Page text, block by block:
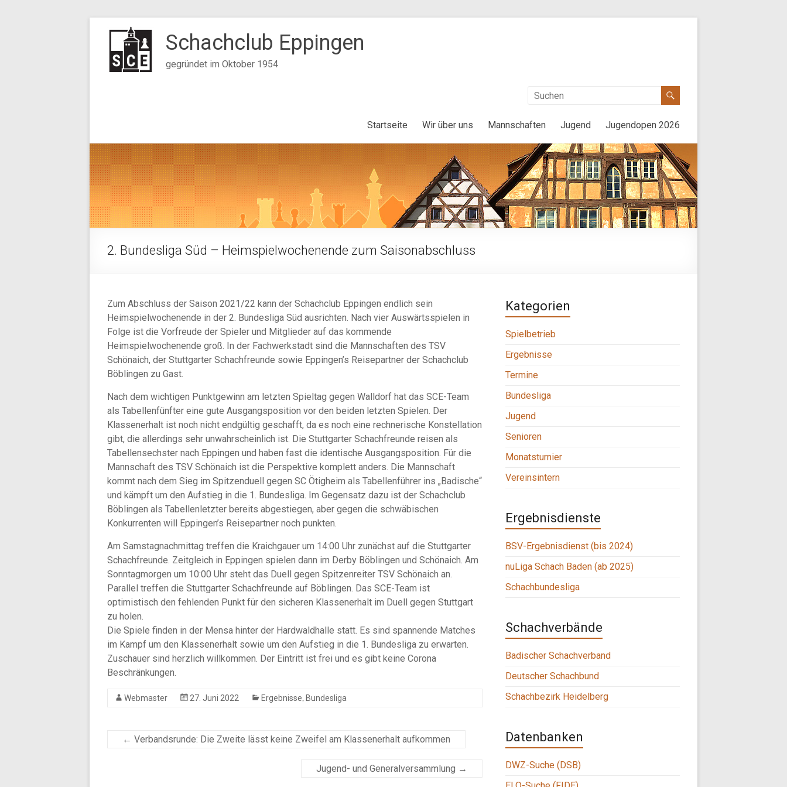
Inhalt
springen
Schachclub Eppingen
gegründet im Oktober 1954
Startseite Wir über uns Mannschaften Jugend Jugendopen 2026
2. Bundesliga Süd – Heimspielwochenende zum Saisonabschluss
Zum Abschluss der Saison 2021/22 kann der Schachclub Eppingen endlich sein
Heimspielwochenende in der 2. Bundesliga Süd ausrichten. Nach vier Auswärtsspielen in
Folge ist die Vorfreude der Spieler und Mitglieder auf das kommende
Heimspielwochenende groß. In der Fachwerkstadt sind die Mannschaften des TSV
Schönaich, der Stuttgarter Schachfreunde sowie Eppingen’s Reisepartner der Schachclub
Böblingen zu Gast.
Nach dem wichtigen Punktgewinn am letzten Spieltag gegen Walldorf hat das SCE-Team
als Tabellenfünfter eine gute Ausgangsposition vor den beiden letzten Spielen. Der
Klassenerhalt ist noch nicht endgültig geschafft, da es noch eine rechnerische Konstellation
gibt, die allerdings sehr unwahrscheinlich ist. Die Stuttgarter Schachfreunde reisen als
Tabellensechster nach Eppingen und haben fast die identische Ausgangsposition. Für die
Mannschaft des TSV Schönaich ist die Perspektive komplett anders. Die Mannschaft
kommt nach dem Sieg im Spitzenduell gegen SC Ötigheim als Tabellenführer ins „Badische“
und kämpft um den Aufstieg in die 1. Bundesliga. Im Gegensatz dazu ist der Schachclub
Böblingen als Tabellenletzter bereits abgestiegen, aber gegen die schwäbischen
Konkurrenten will Eppingen’s Reisepartner noch punkten.
Am Samstagnachmittag treffen die Kraichgauer um 14:00 Uhr zunächst auf die Stuttgarter
Schachfreunde. Zeitgleich in Eppingen spielen dann im Derby Böblingen und Schönaich. Am
Sonntagmorgen um 10:00 Uhr steht das Duell gegen Spitzenreiter TSV Schönaich an.
Parallel treffen die Stuttgarter Schachfreunde auf Böblingen. Das SCE-Team ist
optimistisch den fehlenden Punkt für den sicheren Klassenerhalt im Duell gegen Stuttgart
zu holen.
Die Spiele finden in der Mensa hinter der Hardwaldhalle statt. Es sind spannende Matches
im Kampf um den Klassenerhalt sowie um den Aufstieg in die 1. Bundesliga zu erwarten.
Zuschauer sind herzlich willkommen. Der Eintritt ist frei und es gibt keine Corona
Beschränkungen.
Webmaster 27. Juni 2022 Ergebnisse, Bundesliga
← Verbandsrunde: Die Zweite lässt keine Zweifel am Klassenerhalt aufkommen
Jugend- und Generalversammlung →
Kategorien
Spielbetrieb
Ergebnisse
Termine
Bundesliga
Jugend
Senioren
Monatsturnier
Vereinsintern
Ergebnisdienste
BSV-Ergebnisdienst (bis 2024)
nuLiga Schach Baden (ab 2025)
Schachbundesliga
Schachverbände
Badischer Schachverband
Deutscher Schachbund
Schachbezirk Heidelberg
Datenbanken
DWZ-Suche (DSB)